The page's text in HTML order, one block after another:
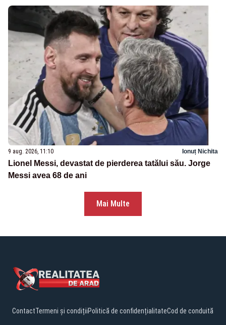
9 aug. 2026, 11:10 Ionuț Nichita
Lionel Messi, devastat de pierderea tatălui său. Jorge
Messi avea 68 de ani
Mai Multe
ContactTermeni și condițiiPolitică de confidențialitateCod de conduită